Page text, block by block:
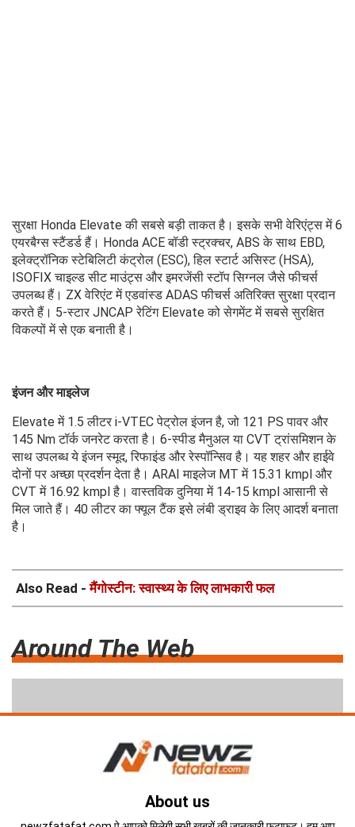
सुरक्षा Honda Elevate की सबसे बड़ी ताकत है। इसके सभी वेरिएंट्स में 6
एयरबैग्स स्टैंडर्ड हैं। Honda ACE बॉडी स्ट्रक्चर, ABS के साथ EBD,
इलेक्ट्रॉनिक स्टेबिलिटी कंट्रोल (ESC), हिल स्टार्ट असिस्ट (HSA),
ISOFIX चाइल्ड सीट माउंट्स और इमरजेंसी स्टॉप सिग्नल जैसे फीचर्स
उपलब्ध हैं। ZX वेरिएंट में एडवांस्ड ADAS फीचर्स अतिरिक्त सुरक्षा प्रदान
करते हैं। 5-स्टार JNCAP रेटिंग Elevate को सेगमेंट में सबसे सुरक्षित
विकल्पों में से एक बनाती है।
इंजन और माइलेज
Elevate में 1.5 लीटर i-VTEC पेट्रोल इंजन है, जो 121 PS पावर और
145 Nm टॉर्क जनरेट करता है। 6-स्पीड मैनुअल या CVT ट्रांसमिशन के
साथ उपलब्ध ये इंजन स्मूद, रिफाइंड और रेस्पॉन्सिव है। यह शहर और हाईवे
दोनों पर अच्छा प्रदर्शन देता है। ARAI माइलेज MT में 15.31 kmpl और
CVT में 16.92 kmpl है। वास्तविक दुनिया में 14-15 kmpl आसानी से
मिल जाते हैं। 40 लीटर का फ्यूल टैंक इसे लंबी ड्राइव के लिए आदर्श बनाता
है।
Also Read -मैंगोस्टीन: स्वास्थ्य के लिए लाभकारी फल
Around The Web
About us